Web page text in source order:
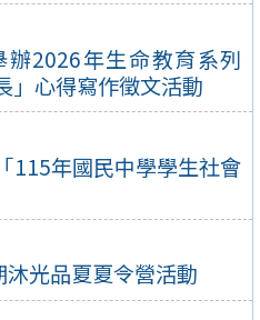
2026年生命教育系列
心得寫作徵文活動
115年國民中學學生社會
光品夏夏令營活動